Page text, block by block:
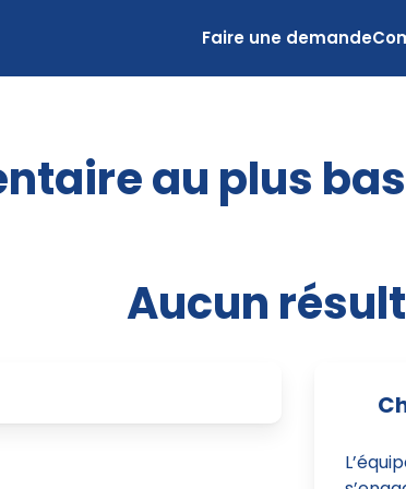
Faire une demande
au plus
Aucun